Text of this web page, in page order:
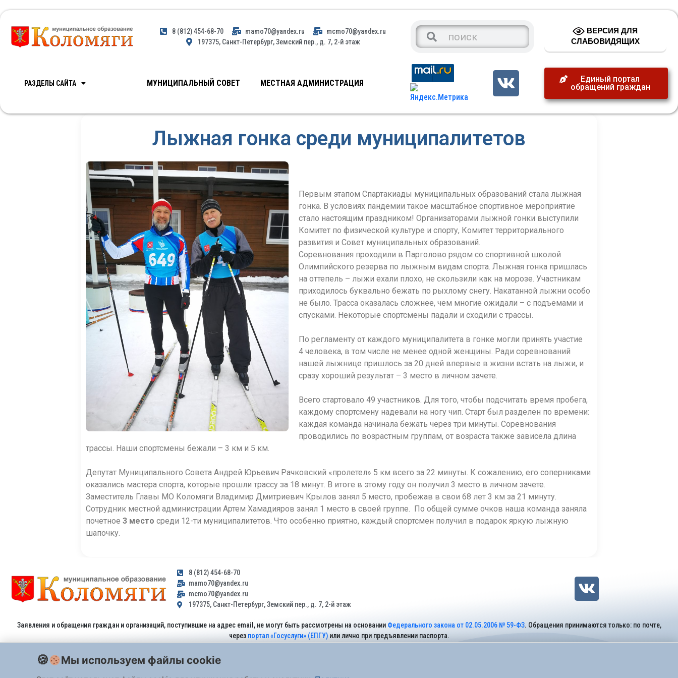
8 (812) 454-68-70 mamo70@yandex.ru
mcmo70@yandex.ru
197375, Санкт-Петербург, Земский пер., д. 7, 2-й этаж
ВЕРСИЯ ДЛЯ
СЛАБОВИДЯЩИХ
РАЗДЕЛЫ САЙТА МУНИЦИПАЛЬНЫЙ СОВЕТ МЕСТНАЯ АДМИНИСТРАЦИЯ
Единый портал
обращений граждан
Лыжная гонка среди муниципалитетов
Первым этапом Спартакиады муниципальных образований стала лыжная
гонка. В условиях пандемии такое масштабное спортивное мероприятие
стало настоящим праздником! Организаторами лыжной гонки выступили
Комитет по физической культуре и спорту, Комитет территориального
развития и Совет муниципальных образований.
Соревнования проходили в Парголово рядом со спортивной школой
Олимпийского резерва по лыжным видам спорта. Лыжная гонка пришлась
на оттепель – лыжи ехали плохо, не скользили как на морозе. Участникам
приходилось буквально бежать по рыхлому снегу. Накатанной лыжни особо
не было. Трасса оказалась сложнее, чем многие ожидали – с подъемами и
спусками. Некоторые спортсмены падали и сходили с трассы.
По регламенту от каждого муниципалитета в гонке могли принять участие
4 человека, в том числе не менее одной женщины. Ради соревнований
нашей лыжнице пришлось за 20 дней впервые в жизни встать на лыжи, и
сразу хороший результат – 3 место в личном зачете.
Всего стартовало 49 участников. Для того, чтобы подсчитать время пробега,
каждому спортсмену надевали на ногу чип. Старт был разделен по времени:
каждая команда начинала бежать через три минуты. Соревнования
проводились по возрастным группам, от возраста также зависела длина
трассы. Наши спортсмены бежали – 3 км и 5 км.
Депутат Муниципального Совета Андрей Юрьевич Рачковский «пролетел» 5 км всего за 22 минуты. К сожалению, его соперниками
оказались мастера спорта, которые прошли трассу за 18 минут. В итоге в этому году он получил 3 место в личном зачете.
Заместитель Главы МО Коломяги Владимир Дмитриевич Крылов занял 5 место, пробежав в свои 68 лет 3 км за 21 минуту.
Сотрудник местной администрации Артем Хамадияров занял 1 место в своей группе. По общей сумме очков наша команда заняла
почетное 3 место среди 12-ти муниципалитетов. Что особенно приятно, каждый спортсмен получил в подарок яркую лыжную
шапочку.
8 (812) 454-68-70
mamo70@yandex.ru
mcmo70@yandex.ru
197375, Санкт-Петербург, Земский пер., д. 7, 2-й этаж
Заявления и обращения граждан и организаций, поступившие на адрес email, не могут быть рассмотрены на основании Федерального закона от 02.05.2006 № 59-ФЗ. Обращения принимаются только: по почте,
через портал «Госуслуги» (ЕПГУ)или лично при предъявлении паспорта.
Мы используем файлы cookie